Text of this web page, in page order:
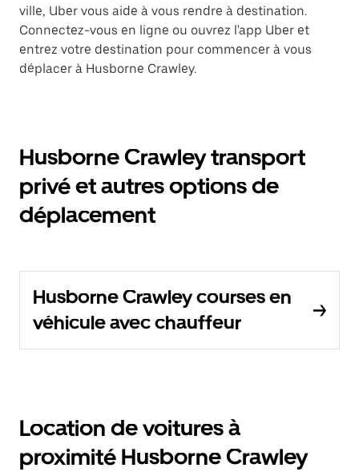
ville, Uber vous aide à vous rendre à destination.
Connectez-vous en ligne ou ouvrez l'app Uber et
entrez votre destination pour commencer à vous
déplacer à Husborne Crawley.
Husborne Crawley transport
privé et autres options de
déplacement
Husborne Crawley courses en
véhicule avec chauffeur
Location de voitures à
proximité Husborne Crawley